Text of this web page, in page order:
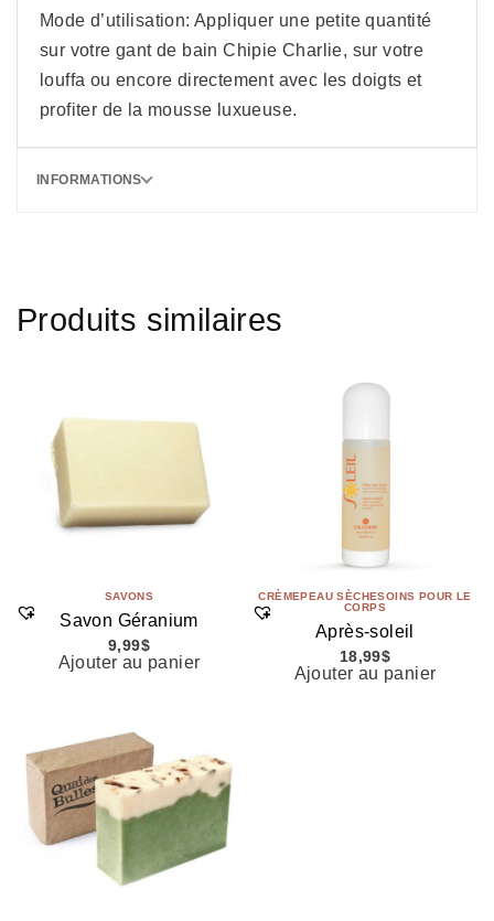
Mode d’utilisation: Appliquer une petite quantité
sur votre gant de bain Chipie Charlie, sur votre
louffa ou encore directement avec les doigts et
profiter de la mousse luxueuse.
INFORMATIONS
Produits similaires
SAVONS
Savon Géranium
9,99$
Ajouter au panier
CRÈMEPEAU SÈCHESOINS POUR LE
CORPS
Après-soleil
18,99$
Ajouter au panier